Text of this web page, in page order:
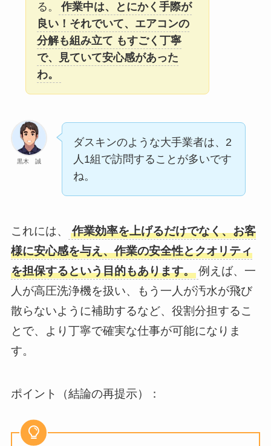
る。
作業中は、とにかく手際が
良い！それでいて、エアコンの
分解も組み立て もすごく丁寧
で、見ていて安心感があった
わ。
黒木 誠
ダスキンのような大手業者は、2
人1組で訪問することが多いです
ね。
これには、
作業効率を上げるだけでなく、お客
様に安心感を与え、作業の安全性とクオリティ
を担保するという目的もあります。 例えば、一
人が高圧洗浄機を扱い、もう一人が汚水が飛び
散らないように補助するなど、役割分担するこ
とで、より丁寧で確実な仕事が可能になりま
す。
ポイント（結論の再提示）：